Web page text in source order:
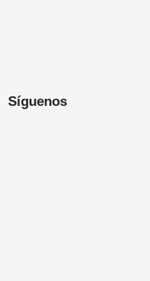
Síguenos